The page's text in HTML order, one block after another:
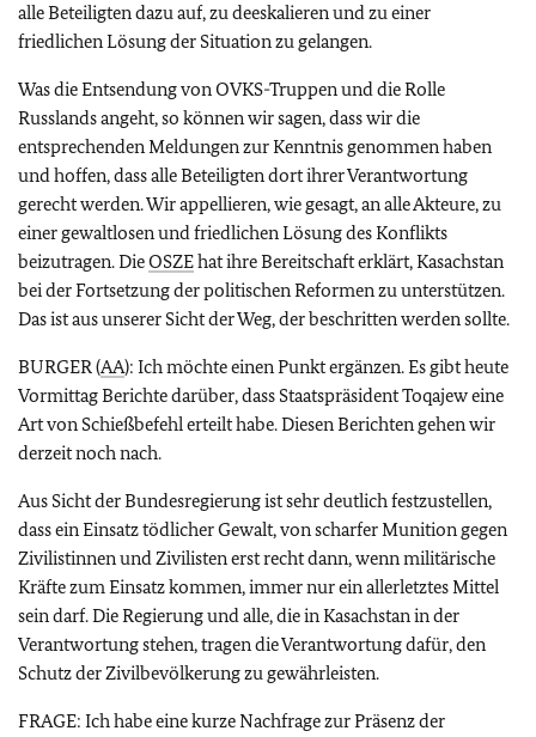
alle Beteiligten dazu auf, zu deeskalieren und zu einer
friedlichen Lösung der Situation zu gelangen.
Was die Entsendung von OVKS-Truppen und die Rolle
Russlands angeht, so können wir sagen, dass wir die
entsprechenden Meldungen zur Kenntnis genommen haben
und hoffen, dass alle Beteiligten dort ihrer Verantwortung
gerecht werden. Wir appellieren, wie gesagt, an alle Akteure, zu
einer gewaltlosen und friedlichen Lösung des Konflikts
beizutragen. DieOSZEhat ihre Bereitschaft erklärt, Kasachstan
bei der Fortsetzung der politischen Reformen zu unterstützen.
Das ist aus unserer Sicht der Weg, der beschritten werden sollte.
BURGER (AA): Ich möchte einen Punkt ergänzen. Es gibt heute
Vormittag Berichte darüber, dass Staatspräsident Toqajew eine
Art von Schießbefehl erteilt habe. Diesen Berichten gehen wir
derzeit noch nach.
Aus Sicht der Bundesregierung ist sehr deutlich festzustellen,
dass ein Einsatz tödlicher Gewalt, von scharfer Munition gegen
Zivilistinnen und Zivilisten erst recht dann, wenn militärische
Kräfte zum Einsatz kommen, immer nur ein allerletztes Mittel
sein darf. Die Regierung und alle, die in Kasachstan in der
Verantwortung stehen, tragen die Verantwortung dafür, den
Schutz der Zivilbevölkerung zu gewährleisten.
FRAGE: Ich habe eine kurze Nachfrage zur Präsenz der